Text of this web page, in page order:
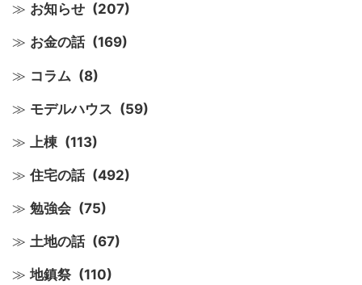
お知らせ (207)
お金の話 (169)
コラム (8)
モデルハウス (59)
上棟 (113)
住宅の話 (492)
勉強会 (75)
土地の話 (67)
地鎮祭 (110)